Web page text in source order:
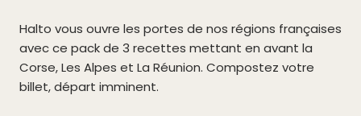
Halto vous ouvre les portes de nos régions françaises
avec ce pack de 3 recettes mettant en avant la
Corse, Les Alpes et La Réunion. Compostez votre
billet, départ imminent.